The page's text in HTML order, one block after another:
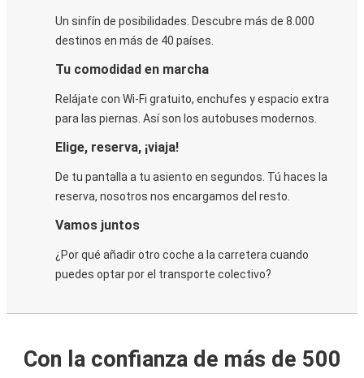
Un sinfín de posibilidades. Descubre más de 8.000
destinos en más de 40 países.
Tu comodidad en marcha
Relájate con Wi-Fi gratuito, enchufes y espacio extra
para las piernas. Así son los autobuses modernos.
Elige, reserva, ¡viaja!
De tu pantalla a tu asiento en segundos. Tú haces la
reserva, nosotros nos encargamos del resto.
Vamos juntos
¿Por qué añadir otro coche a la carretera cuando
puedes optar por el transporte colectivo?
Con la confianza de más de 500